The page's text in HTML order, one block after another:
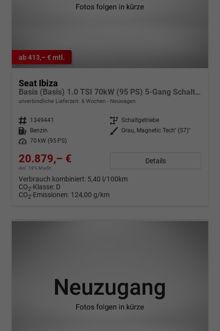
ab 413,– € mtl.
Seat Ibiza
Basis (Basis) 1.0 TSI 70kW (95 PS) 5-Gang Schaltgetriebe
unverbindliche Lieferzeit: 6 Wochen Neuwagen
Fahrzeugnr. 1349441 Getriebe Schaltgetriebe
Kraftstoff
Benzin Außenfarbe
Grau, Magnetic Tech" (S7)"
Leistung
70 kW (95 PS)
20.879,– €
incl. 19% MwSt.
Details
Verbrauch kombiniert: 5,40 l/100km
CO2-Klasse: D
CO2-Emissionen: 124,00 g/km